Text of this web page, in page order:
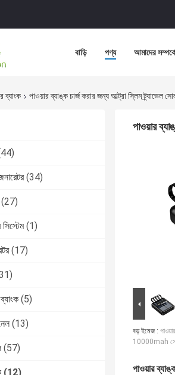
বাড়ি পণ্য আমাদের
ব্যাংক পাওয়ার ব্যাঙ্ক চার্জ করার জন্য আল্ট্রা স্লিম
(34)
(27)
(1)
(17)
(5)
(13)
(57)
(12)
পাওয়ার
বড় ইমেজ :
10000mah
পাওয়ার